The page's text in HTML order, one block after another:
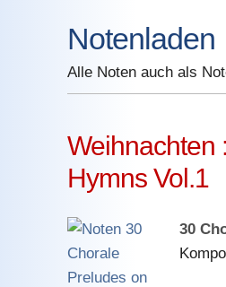
Notenladen
Alle Noten auch als
Weihnachten
Hymns Vol.1
30